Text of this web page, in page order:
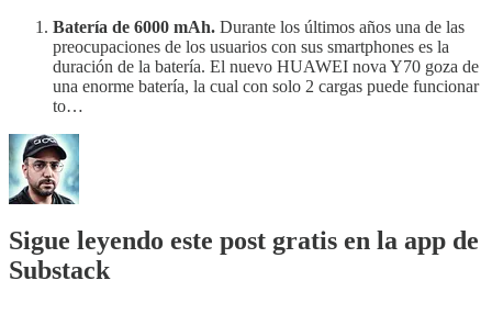
Batería de 6000 mAh. Durante los últimos años una de las
preocupaciones de los usuarios con sus smartphones es la
duración de la batería. El nuevo HUAWEI nova Y70 goza de
una enorme batería, la cual con solo 2 cargas puede funcionar
to…
Sigue leyendo este post gratis en la app de
Substack